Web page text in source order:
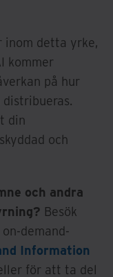
inom detta yrke,
kommer
på hur
distribueras.
din
och
och andra
Besök
demand-
Information
för att ta del